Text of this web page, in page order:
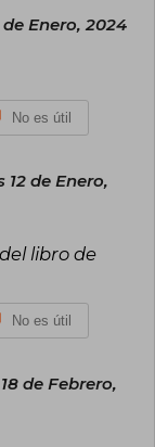
Enero, 2024
No es útil
12 de Enero,
libro de
No es útil
de Febrero,